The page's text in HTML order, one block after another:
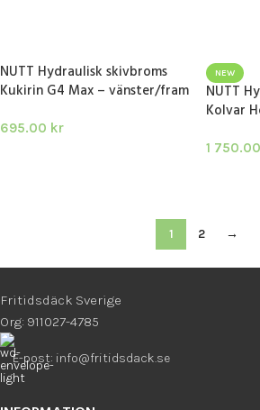
NUTT Hydraulisk skivbroms
Kukirin G4 Max – vänster/fram
695.00 kr
NEW
NUTT
Kolvar
1 750.00
1 2 →
Fritidsdäck Sverige
Org: 911027-4785
E-post: info@fritidsdack.se